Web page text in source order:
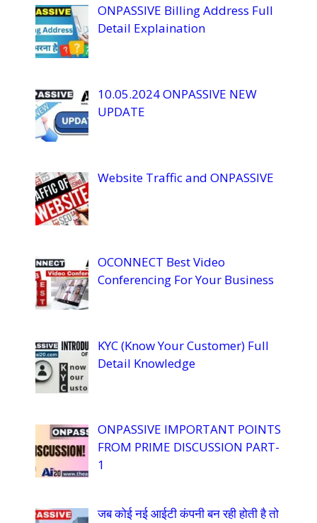
ONPASSIVE Billing Address Full
Detail Explaination
10.05.2024 ONPASSIVE NEW
UPDATE
Website Traffic and ONPASSIVE
OCONNECT Best Video
Conferencing For Your Business
KYC (Know Your Customer) Full
Detail Knowledge
ONPASSIVE IMPORTANT POINTS
FROM PRIME DISCUSSION PART-
1
जब कोई नई आईटी कंपनी बन रही होती है तो